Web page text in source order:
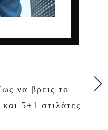
να βρεις το
5+1 στιλάτες